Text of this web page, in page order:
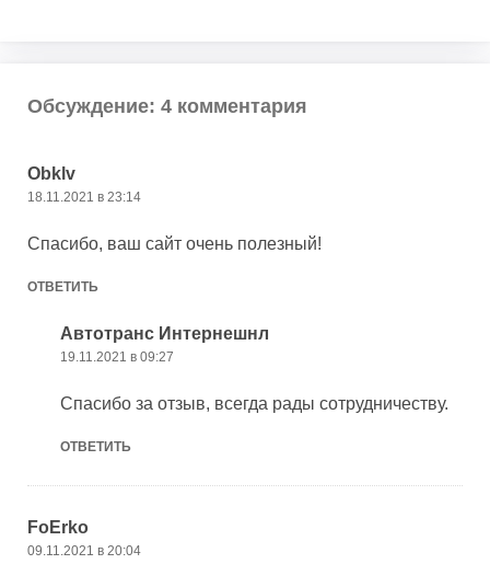
Обсуждение: 4 комментария
Оbklv
18.11.2021 в 23:14
Спасибо, ваш сайт очень полезный!
ОТВЕТИТЬ
Автотранс Интернешнл
19.11.2021 в 09:27
Спасибо за отзыв, всегда рады сотрудничеству.
ОТВЕТИТЬ
FoErko
09.11.2021 в 20:04